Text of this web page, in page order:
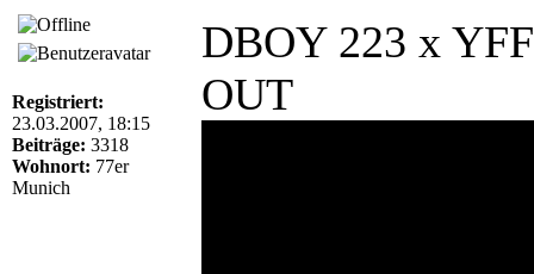
Registriert:
23.03.2007, 18:15
Beiträge: 3318
Wohnort: 77er
Munich
DBOY 223 x
OUT